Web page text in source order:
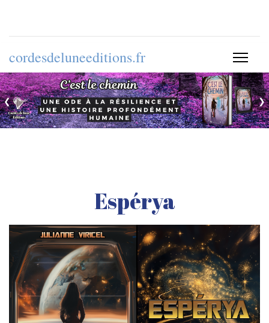
cordesdeluneeditions.fr
❮ ❯
Espérya